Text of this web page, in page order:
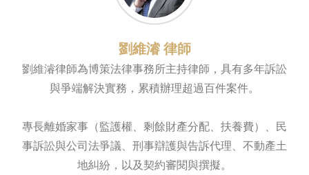
劉維濬 律師
劉維濬律師為博策法律事務所主持律師，具有多年訴訟
與爭端解決實務，累積辦理超過百件案件。
專長離婚家事（監護權、剩餘財產分配、扶養費）、民
事訴訟與公司法爭議、刑事辯護與告訴代理、不動產土
地糾紛，以及契約審閱與撰擬。